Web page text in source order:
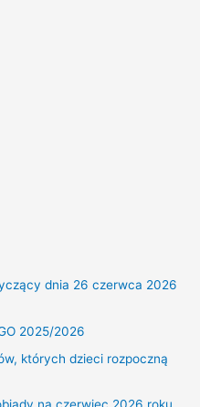
dnia 26 czerwca 2026
2025/2026
których dzieci rozpoczną